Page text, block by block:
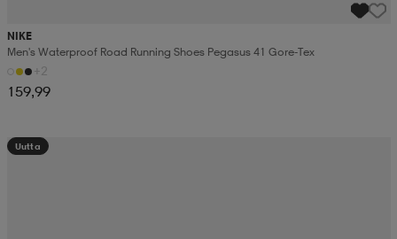
NIKE
Men's Waterproof Road Running Shoes Pegasus 41 Gore-Tex
+2
159,99
Uutta